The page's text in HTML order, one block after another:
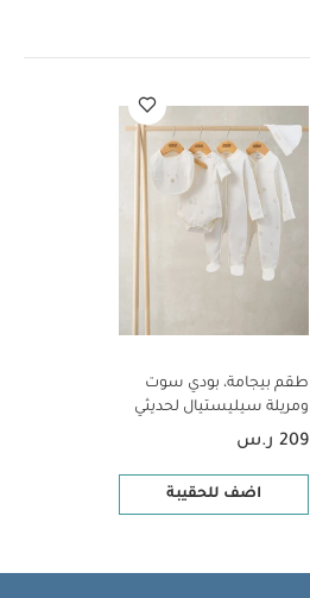
طقم بيجامة، بودي سوت
ومريلة سيليستيال لحديثي
الولادة، 5 قطع
209 ر.س
اضف للحقيبة